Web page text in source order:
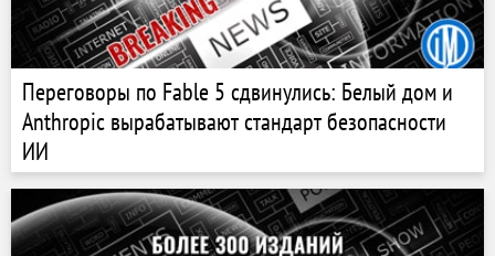
Переговоры по Fable 5 сдвинулись: Белый дом и
Anthropic вырабатывают стандарт безопасности
ИИ